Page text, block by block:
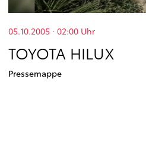
05.10.2005 · 02:00 Uhr
TOYOTA HILUX
Pressemappe